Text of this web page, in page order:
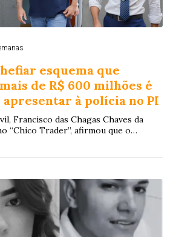
esquema que
de R$ 600 milhões é
apresentar à polícia no PI
Francisco das Chagas Chaves da
“Chico Trader”, afirmou que o